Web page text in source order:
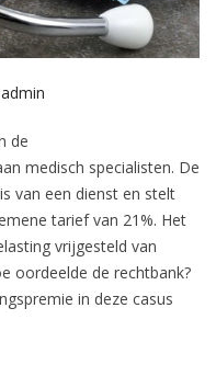
admin
de
medisch specialisten. De
van een dienst en stelt
tarief van 21%. Het
vrijgesteld van
oordeelde de rechtbank?
in deze casus